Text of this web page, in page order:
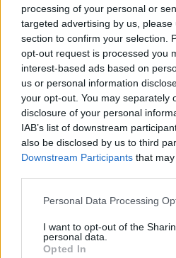
processing of your personal or
targeted advertising by us,
section to confirm your selection.
opt-out request is processed you
interest-based ads based on
us or personal information
your opt-out. You may separately
disclosure of your personal
IAB’s list of downstream
also be disclosed by us to third
Downstream Participants that
Personal Data Processing
I want to opt-out of the
personal data.
Opted In
Nessun biglietto a
TICKETMASTER
Nessun biglietto a
FNAC
Nessun biglietto a
CARREFOUR
Partite Spagna
2022 Spagna
Ceca